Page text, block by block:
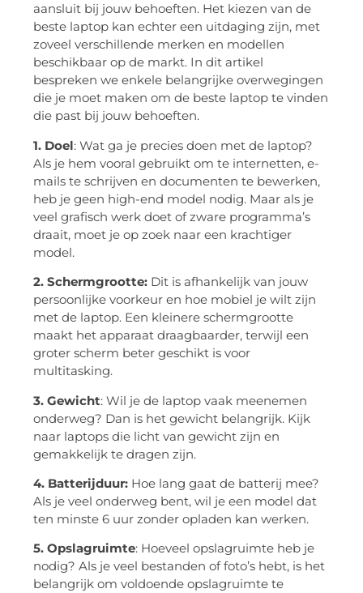
aansluit bij jouw behoeften. Het kiezen van de
beste laptop kan echter een uitdaging zijn, met
zoveel verschillende merken en modellen
beschikbaar op de markt. In dit artikel
bespreken we enkele belangrijke overwegingen
die je moet maken om de beste laptop te vinden
die past bij jouw behoeften.
1. Doel: Wat ga je precies doen met de laptop?
Als je hem vooral gebruikt om te internetten, e-
mails te schrijven en documenten te bewerken,
heb je geen high-end model nodig. Maar als je
veel grafisch werk doet of zware programma’s
draait, moet je op zoek naar een krachtiger
model.
2. Schermgrootte: Dit is afhankelijk van jouw
persoonlijke voorkeur en hoe mobiel je wilt zijn
met de laptop. Een kleinere schermgrootte
maakt het apparaat draagbaarder, terwijl een
groter scherm beter geschikt is voor
multitasking.
3. Gewicht: Wil je de laptop vaak meenemen
onderweg? Dan is het gewicht belangrijk. Kijk
naar laptops die licht van gewicht zijn en
gemakkelijk te dragen zijn.
4. Batterijduur: Hoe lang gaat de batterij mee?
Als je veel onderweg bent, wil je een model dat
ten minste 6 uur zonder opladen kan werken.
5. Opslagruimte: Hoeveel opslagruimte heb je
nodig? Als je veel bestanden of foto’s hebt, is het
belangrijk om voldoende opslagruimte te